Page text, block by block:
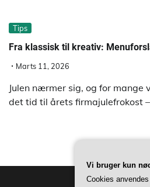
Tips
Fra klassisk til kreativ:
Marts 11, 2026
Julen nærmer sig, og for mange
det tid til årets firmajulefrokost
Vi bruger kun
Cookies